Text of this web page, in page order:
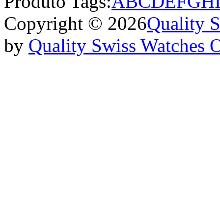
Copyright © 2026Quality
by Quality Swiss Watches